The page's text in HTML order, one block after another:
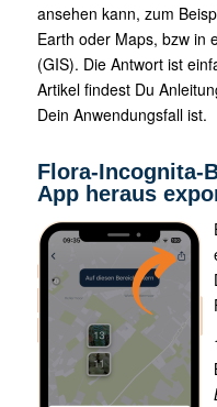
ansehen kann, zum
Earth oder Maps, bzw in
(GIS). Die Antwort ist
Artikel findest Du
Dein Anwendungsfall ist.
Flora-Incognita-
App heraus